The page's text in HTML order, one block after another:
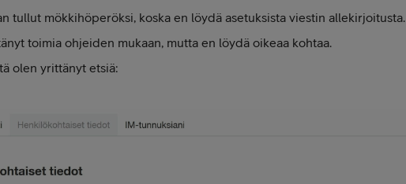
tullut mökkihöperöksi, koska en löydä asetuksista viestin allekirjoitusta.
toimia ohjeiden mukaan, mutta en löydä oikeaa kohtaa.
olen yrittänyt etsiä: